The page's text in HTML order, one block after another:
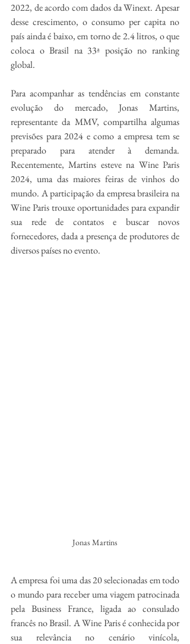
2022, de acordo com dados da Winext. Apesar
desse crescimento, o consumo per capita no
país ainda é baixo, em torno de 2.4 litros, o que
coloca o Brasil na 33ª posição no ranking
global.
Para acompanhar as tendências em constante
evolução do mercado, Jonas Martins,
representante da MMV, compartilha algumas
previsões para 2024 e como a empresa tem se
preparado para atender à demanda.
Recentemente, Martins esteve na Wine Paris
2024, uma das maiores feiras de vinhos do
mundo. A participação da empresa brasileira na
Wine Paris trouxe oportunidades para expandir
sua rede de contatos e buscar novos
fornecedores, dada a presença de produtores de
diversos países no evento.
Jonas Martins
A empresa foi uma das 20 selecionadas em todo
o mundo para receber uma viagem patrocinada
pela Business France, ligada ao consulado
francês no Brasil. A Wine Paris é conhecida por
sua relevância no cenário vinícola,